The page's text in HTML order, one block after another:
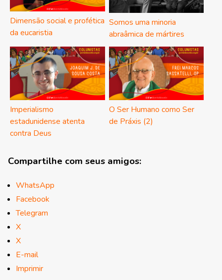
Dimensão social e profética
da eucaristia
Somos uma minoria
abraâmica de mártires
Imperialismo
estadunidense atenta
contra Deus
O Ser Humano como Ser
de Práxis (2)
Compartilhe com seus amigos:
WhatsApp
Facebook
Telegram
X
X
E-mail
Imprimir